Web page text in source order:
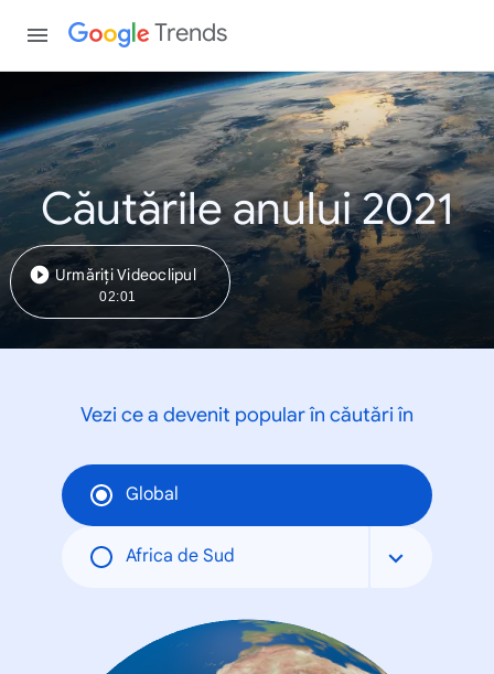
Trends
Căutările anului 2021
Urmăriți Videoclipul
02:01
Vezi ce a devenit popular în căutări în
Global
Africa de Sud